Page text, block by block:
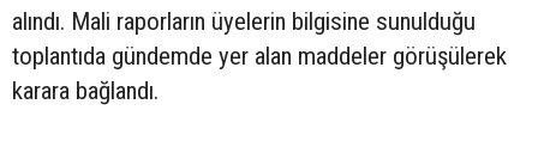
alındı. Mali raporların üyelerin bilgisine sunulduğu
toplantıda gündemde yer alan maddeler görüşülerek
karara bağlandı.